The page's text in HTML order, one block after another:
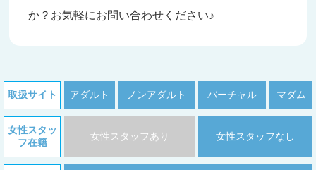
か？お気軽にお問い合わせください♪
取扱サイト アダルト ノンアダルト バーチャル マダム
女性スタッ
フ在籍
女性スタッフあり 女性スタッフなし